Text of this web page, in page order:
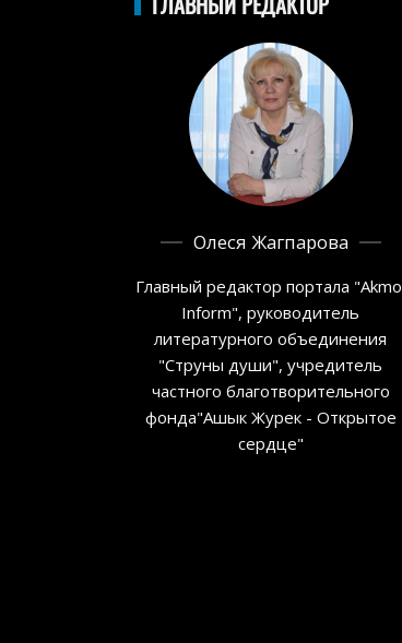
Олеся Жагпарова
Главный редактор портала
Inform", руководитель
литературного объединения
"Струны души", учредитель
частного благотворительного
фонда"Ашык Журек - Открытое
сердце"